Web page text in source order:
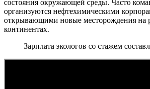
состояния окружающей среды. Часто
организуются нефтехимическими
открывающими новые месторождения на
континентах.
Зарплата экологов со стажем